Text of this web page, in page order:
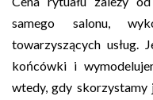
samego salonu,
towarzyszących usług.
końcówki i
wtedy, gdy skorzystamy